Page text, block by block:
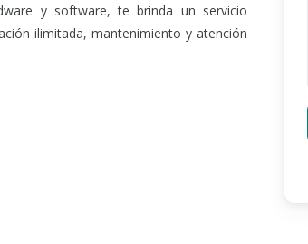
y software, te brinda un servicio
ilimitada, mantenimiento y atención